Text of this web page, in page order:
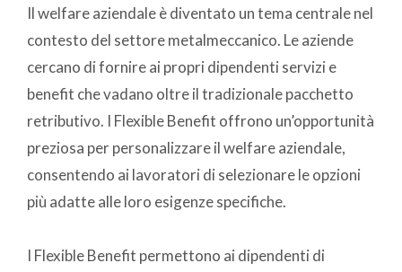
Il welfare aziendale è diventato un tema centrale nel
contesto del settore metalmeccanico. Le aziende
cercano di fornire ai propri dipendenti servizi e
benefit che vadano oltre il tradizionale pacchetto
retributivo. I Flexible Benefit offrono un’opportunità
preziosa per personalizzare il welfare aziendale,
consentendo ai lavoratori di selezionare le opzioni
più adatte alle loro esigenze specifiche.
I Flexible Benefit permettono ai dipendenti di